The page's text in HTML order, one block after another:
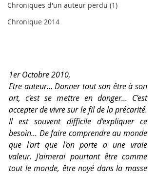
Chroniques d'un auteur perdu (1)
Chronique 2014
1er Octobre 2010,
Etre auteur... Donner tout son être à son
art, c'est se mettre en danger... C'est
accepter de vivre sur le fil de la précarité.
Il est souvent difficile d'expliquer ce
besoin... De faire comprendre au monde
que l'art que l'on porte a une vraie
valeur. J'aimerai pourtant être comme
tout le monde, être noyé dans la masse